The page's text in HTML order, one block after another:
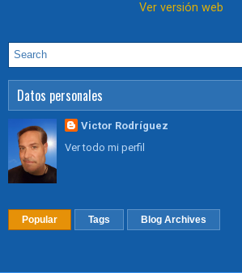
Ver versión web
Datos personales
Victor Rodríguez
Ver todo mi perfil
Popular Tags Blog Archives